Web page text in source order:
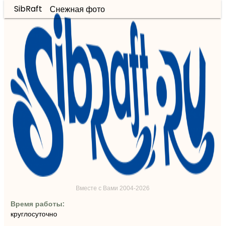
SibRaft Снежная фото
Вместе с Вами 2004-2026
Время работы:
круглосуточно